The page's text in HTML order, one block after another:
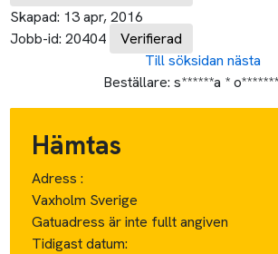
Skapad: 13 apr, 2016
Jobb-id: 20404 Verifierad
Till söksidan nästa
Beställare: s******a *
Hämtas
Adress :
Vaxholm Sverige
Gatuadress är inte fullt angiven
Tidigast datum: